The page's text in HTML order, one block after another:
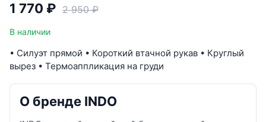
1 770 ₽ 2 950 ₽
В наличии
• Силуэт прямой • Короткий втачной рукав • Круглый
вырез • Термоаппликация на груди
О бренде INDO